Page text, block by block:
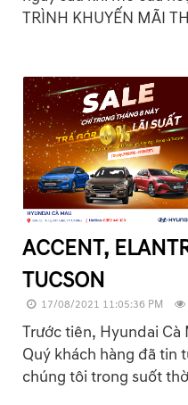
TRÌNH KHUYẾN MÃI
ACCENT,
TUCSON
17/08/2021 11:05:36 PM
Trước tiên, Hyundai Cà
Quý khách hàng đã tin
chúng tôi trong suốt